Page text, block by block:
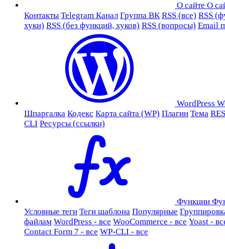
О сайте О
Контакты Telegram Канал Группа ВК RSS (все) RSS
хуки) RSS (без функций, хуков) RSS (вопросы) Email
WordPress
Шпаргалка Кодекс Карта сайта (WP) Плагин Тема
CLI Ресурсы (ссылки)
Функции
Условные теги Теги шаблона Популярные
файлам WordPress - все WooCommerce - все Yoast -
Contact Form 7 - все WP-CLI - все